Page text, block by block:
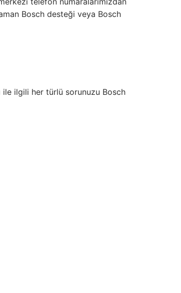
Bosch desteği veya Bosch
ile ilgili her türlü sorunuzu Bosch